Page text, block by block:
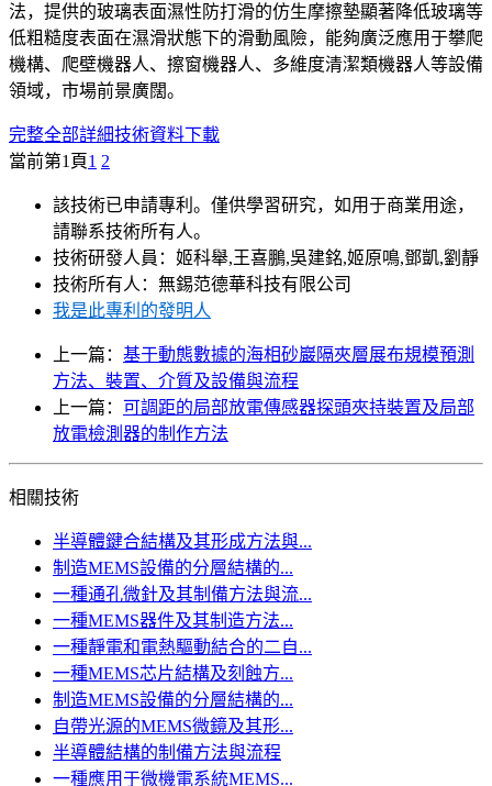
法，提供的玻璃表面濕性防打滑的仿生摩擦墊顯著降低玻璃等
低粗糙度表面在濕滑狀態下的滑動風險，能夠廣泛應用于攀爬
機構、爬壁機器人、擦窗機器人、多維度清潔類機器人等設備
領域，市場前景廣闊。
完整全部詳細技術資料下載
當前第1頁1 2
該技術已申請專利。僅供學習研究，如用于商業用途，
請聯系技術所有人。
技術研發人員：姬科舉,王喜鵬,吳建銘,姬原鳴,鄧凱,劉靜
技術所有人：無錫范德華科技有限公司
我是此專利的發明人
上一篇： 基于動態數據的海相砂巖隔夾層展布規模預測
方法、裝置、介質及設備與流程
上一篇： 可調距的局部放電傳感器探頭夾持裝置及局部
放電檢測器的制作方法
相關技術
半導體鍵合結構及其形成方法與...
制造MEMS設備的分層結構的...
一種通孔微針及其制備方法與流...
一種MEMS器件及其制造方法...
一種靜電和電熱驅動結合的二自...
一種MEMS芯片結構及刻蝕方...
制造MEMS設備的分層結構的...
自帶光源的MEMS微鏡及其形...
半導體結構的制備方法與流程
一種應用于微機電系統MEMS...